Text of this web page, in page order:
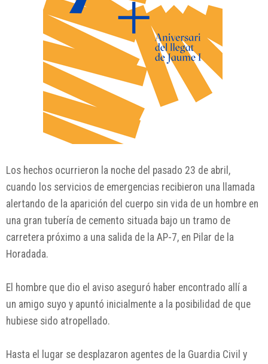
Los hechos ocurrieron la noche del pasado 23 de abril,
cuando los servicios de emergencias recibieron una llamada
alertando de la aparición del cuerpo sin vida de un hombre en
una gran tubería de cemento situada bajo un tramo de
carretera próximo a una salida de la AP-7, en Pilar de la
Horadada.
El hombre que dio el aviso aseguró haber encontrado allí a
un amigo suyo y apuntó inicialmente a la posibilidad de que
hubiese sido atropellado.
Hasta el lugar se desplazaron agentes de la Guardia Civil y